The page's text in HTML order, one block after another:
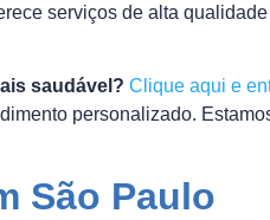
serviços de alta
saudável? Clique aqui e
personalizado.
São Paulo